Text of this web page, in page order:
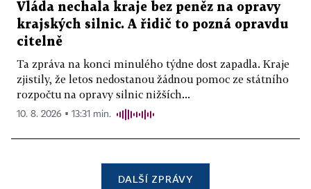
Vláda nechala kraje bez peněz na opravy
krajských silnic. A řidič to pozná opravdu
citelně
Ta zpráva na konci minulého týdne dost zapadla. Kraje
zjistily, že letos nedostanou žádnou pomoc ze státního
rozpočtu na opravy silnic nižších...
10. 8. 2026 ▪ 13:31 min.
DALŠÍ ZPRÁVY